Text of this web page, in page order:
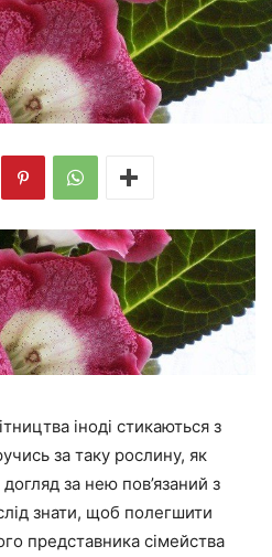
іноді стикаються з
за таку рослину, як
за нею пов’язаний з
знати, щоб полегшити
представника сімейства